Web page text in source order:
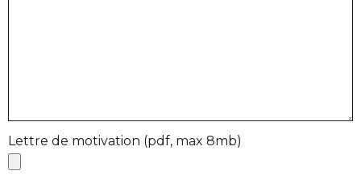
Lettre de motivation (pdf, max 8mb)